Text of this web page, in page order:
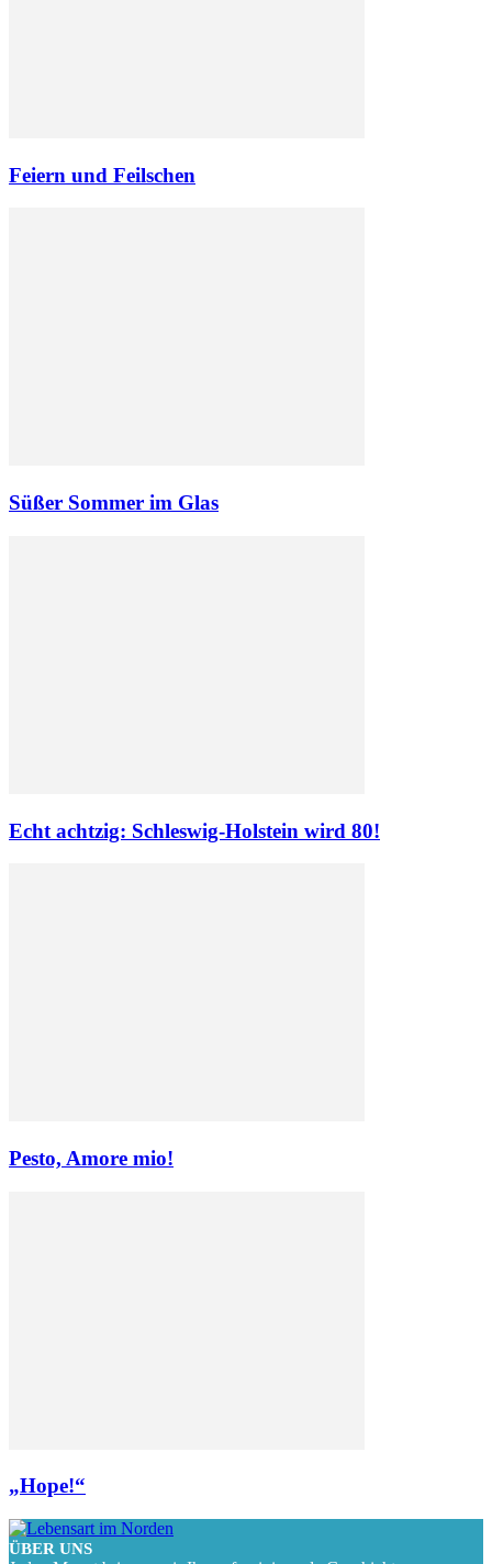
Feiern und Feilschen
Süßer Sommer im Glas
Echt achtzig: Schleswig-Holstein wird 80!
Pesto, Amore mio!
„Hope!“
ÜBER UNS